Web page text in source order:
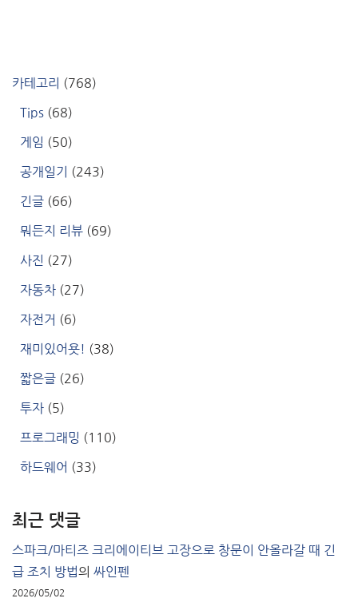
카테고리 (768)
Tips (68)
게임 (50)
공개일기 (243)
긴글 (66)
뭐든지 리뷰 (69)
사진 (27)
자동차 (27)
자전거 (6)
재미있어욧! (38)
짧은글 (26)
투자 (5)
프로그래밍 (110)
하드웨어 (33)
최근 댓글
스파크/마티즈 크리에이티브 고장으로 창문이 안올라갈 때 긴
급 조치 방법의 싸인펜
2026/05/02